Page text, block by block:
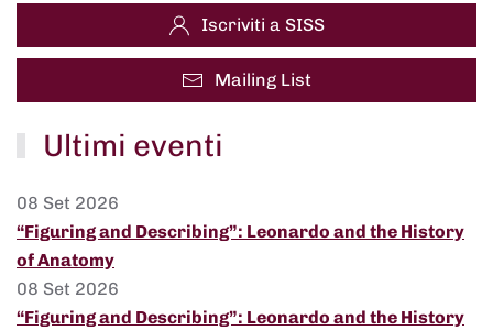
Iscriviti a SISS
Mailing List
Ultimi eventi
08 Set 2026
“Figuring and Describing”: Leonardo and the History
of Anatomy
08 Set 2026
“Figuring and Describing”: Leonardo and the History